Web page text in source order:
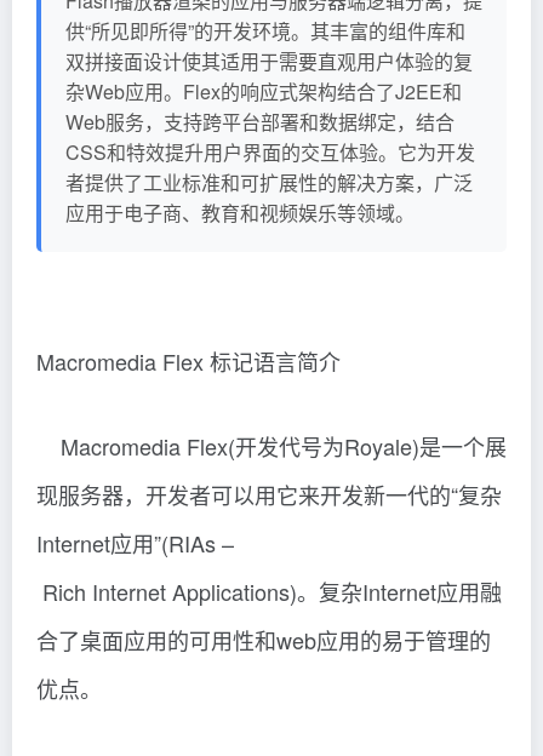
供“所见即所得”的开发环境。其丰富的组件库和
双拼接面设计使其适用于需要直观用户体验的复
杂Web应用。Flex的响应式架构结合了J2EE和
Web服务，支持跨平台部署和数据绑定，结合
CSS和特效提升用户界面的交互体验。它为开发
者提供了工业标准和可扩展性的解决方案，广泛
应用于电子商、教育和视频娱乐等领域。
Macromedia Flex 标记语言简介
Macromedia Flex(开发代号为Royale)是一个展
现服务器，开发者可以用它来开发新一代的“复杂
Internet应用”(RIAs –
Rich Internet Applications)。复杂Internet应用融
合了桌面应用的可用性和web应用的易于管理的
优点。